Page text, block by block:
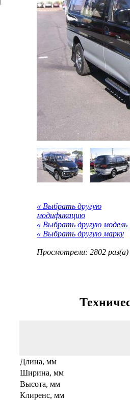
« Выбрать другую
модификацию
« Выбрать другую модель
« Выбрать другую марку
Просмотрели: 2802 раз(а)
Длина, мм
Ширина, мм
Высота, мм
Клиренс, мм